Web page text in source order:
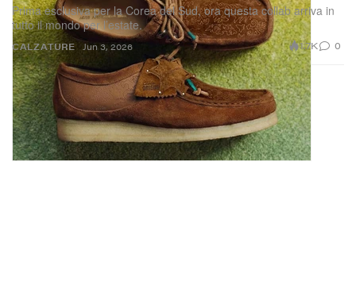
CALZATURE
Prima esclusiva per la Corea del Sud, ora questa collab arriva in
tutto il mondo per l’estate.
Jun 3, 2026 1.7K 0